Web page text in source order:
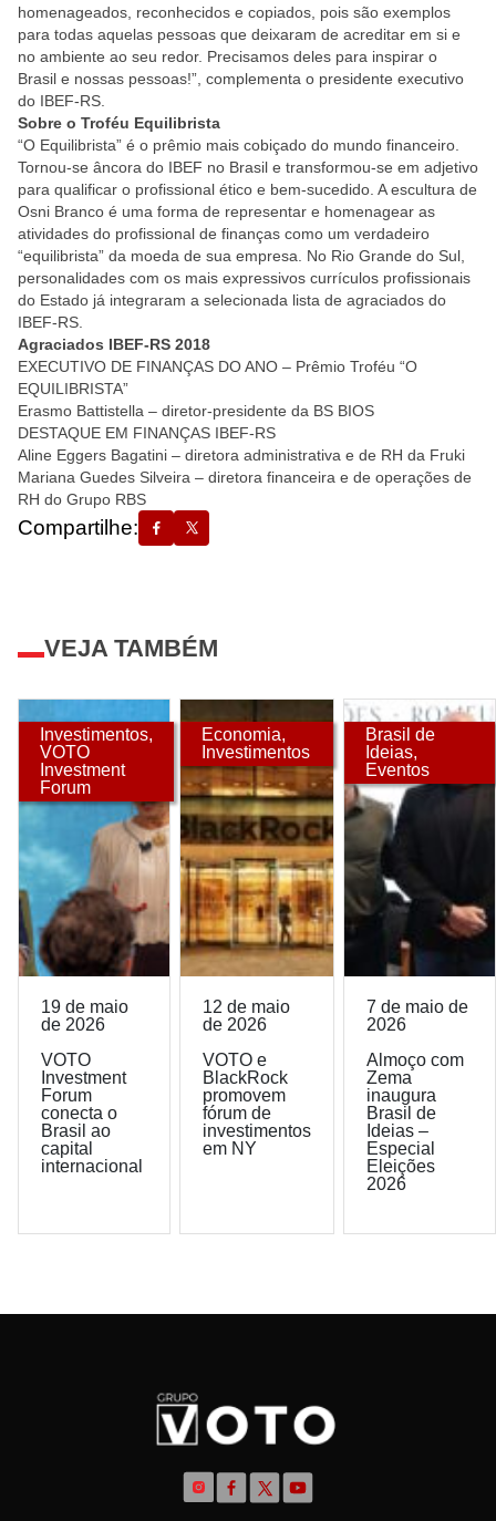
homenageados, reconhecidos e copiados, pois são exemplos
para todas aquelas pessoas que deixaram de acreditar em si e
no ambiente ao seu redor. Precisamos deles para inspirar o
Brasil e nossas pessoas!”, complementa o presidente executivo
do IBEF-RS.
Sobre o Troféu Equilibrista
“O Equilibrista” é o prêmio mais cobiçado do mundo financeiro.
Tornou-se âncora do IBEF no Brasil e transformou-se em adjetivo
para qualificar o profissional ético e bem-sucedido. A escultura de
Osni Branco é uma forma de representar e homenagear as
atividades do profissional de finanças como um verdadeiro
“equilibrista” da moeda de sua empresa. No Rio Grande do Sul,
personalidades com os mais expressivos currículos profissionais
do Estado já integraram a selecionada lista de agraciados do
IBEF-RS.
Agraciados IBEF-RS 2018
EXECUTIVO DE FINANÇAS DO ANO – Prêmio Troféu “O
EQUILIBRISTA”
Erasmo Battistella – diretor-presidente da BS BIOS
DESTAQUE EM FINANÇAS IBEF-RS
Aline Eggers Bagatini – diretora administrativa e de RH da Fruki
Mariana Guedes Silveira – diretora financeira e de operações de
RH do Grupo RBS
Compartilhe:
VEJA TAMBÉM
Investimentos,
VOTO
Investment
Forum
19 de maio
de 2026
VOTO
Investment
Forum
conecta o
Brasil ao
capital
internacional
Economia,
Investimentos
12 de maio
de 2026
VOTO e
BlackRock
promovem
fórum de
investimentos
em NY
Brasil de
Ideias,
Eventos
7 de maio de
2026
Almoço com
Zema
inaugura
Brasil de
Ideias –
Especial
Eleições
2026